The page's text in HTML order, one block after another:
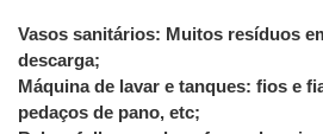
Vasos sanitários: Muitos resíduos
descarga;
Máquina de lavar e tanques: fios e
pedaços de pano, etc;